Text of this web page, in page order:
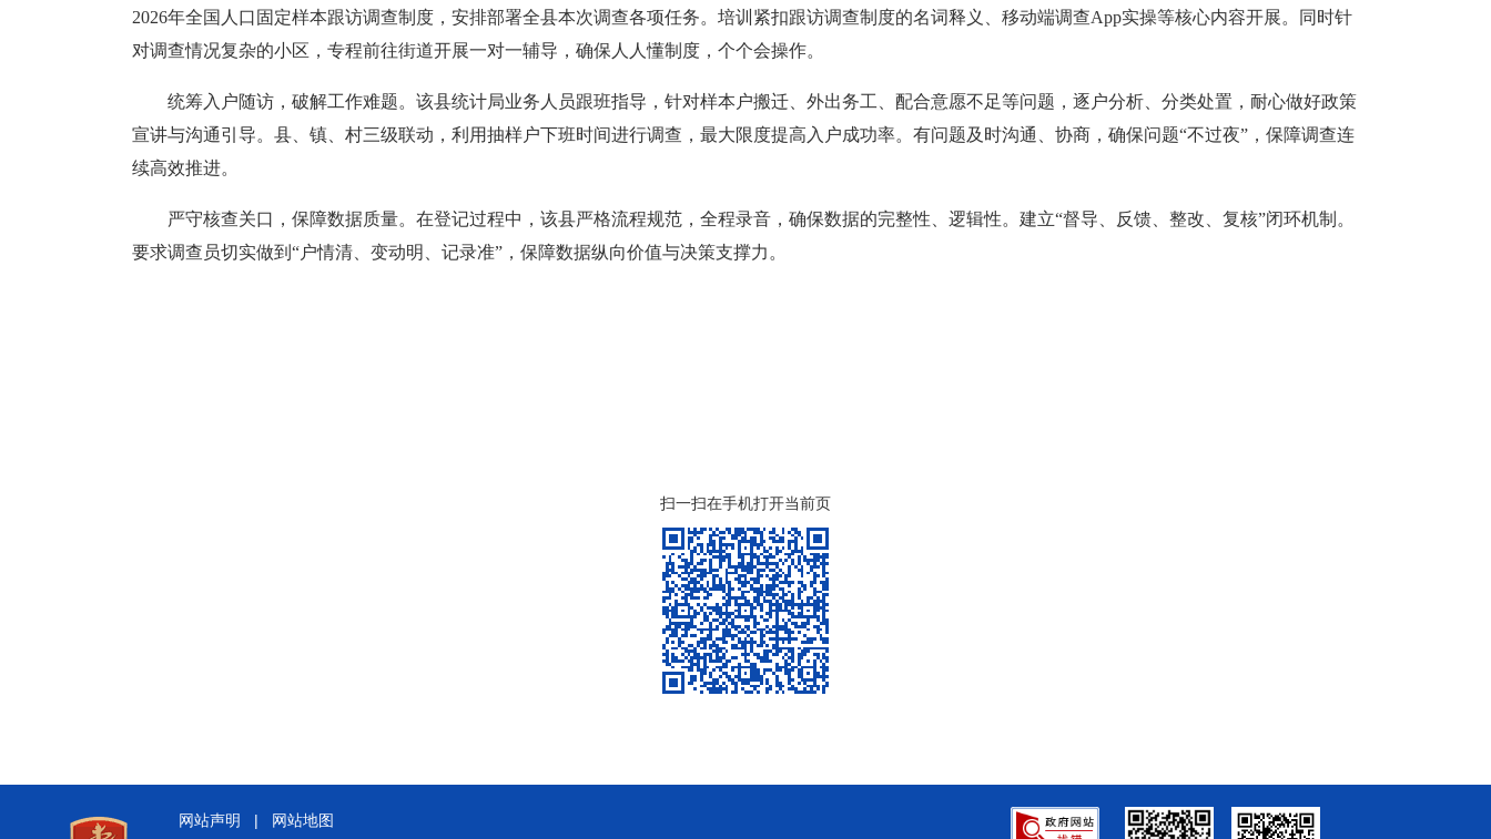
2026年全国人口固定样本跟访调查制度，安排部署全县本次调查各项任务。培训紧扣跟访调查制度的名词释义、移动端调查App实操等核心内容开展。同时针
对调查情况复杂的小区，专程前往街道开展一对一辅导，确保人人懂制度，个个会操作。
统筹入户随访，破解工作难题。该县统计局业务人员跟班指导，针对样本户搬迁、外出务工、配合意愿不足等问题，逐户分析、分类处置，耐心做好政策
宣讲与沟通引导。县、镇、村三级联动，利用抽样户下班时间进行调查，最大限度提高入户成功率。有问题及时沟通、协商，确保问题“不过夜”，保障调查连
续高效推进。
严守核查关口，保障数据质量。在登记过程中，该县严格流程规范，全程录音，确保数据的完整性、逻辑性。建立“督导、反馈、整改、复核”闭环机制。
要求调查员切实做到“户情清、变动明、记录准”，保障数据纵向价值与决策支撑力。
扫一扫在手机打开当前页
网站声明 |
网站地图